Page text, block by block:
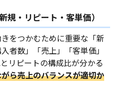
規・リピート・客単価）
をつかむために重要な「新
者数」「売上」「客単価」
リピートの構成比が分かる
ら売上のバランスが適切か